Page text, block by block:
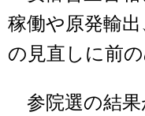
稼働や原発輸
の見直しに前の
参院選の結果